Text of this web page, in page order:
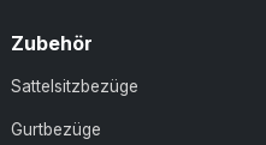
Zubehör
Sattelsitzbezüge
Gurtbezüge